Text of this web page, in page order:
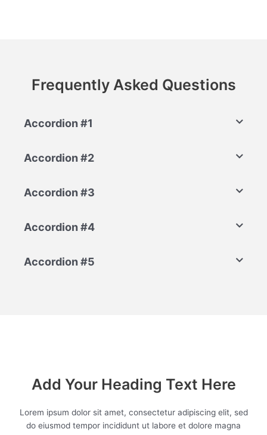
Frequently Asked Questions
Accordion #1
Accordion #2
Accordion #3
Accordion #4
Accordion #5
Add Your Heading Text Here
Lorem ipsum dolor sit amet, consectetur adipiscing elit, sed
do eiusmod tempor incididunt ut labore et dolore magna